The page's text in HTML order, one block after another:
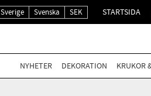
Sverige Svenska SEK STARTSIDA
NYHETER DEKORATION KRUKOR